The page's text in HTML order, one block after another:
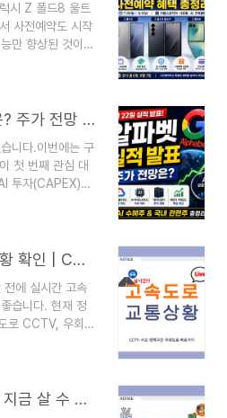
교해 보겠습니다.
델출고가갤럭시 Z
시 Z 플립8
드8
시 Z 폴드8 울트
사전예약도 시작
만 향상된 것이
AI 구독클럽,
하고 있다면 미
월 28일 ~ 8월 3
식 출시8월 7일
럽, 전용 컬러대
트라 · 플립8갤
알파벳 실적 발표 시간은? 주가 전망 및 AI 수혜주 국내 관련주 총정리
니다.이번에는 구
첫 번째 관심 대
투자(CAPEX)와
보고 있으며, 결
습니다.알파벳
투자 계획이 유지
성이 크다는 분석
가장 중요한 체
지를 우선 확인
실시간 고속도로 교통상황 확인 | CCTV·사고·정체구간·우회도로 바로가기
전에 실시간 고속
습니다. 현재 정
로 CCTV, 우회도
필요한 대기 시간
간 교통상황 바삼전닉스 레버리지 ETF 지금 살 수 있나? 세금·수수료·투자방법 총정리